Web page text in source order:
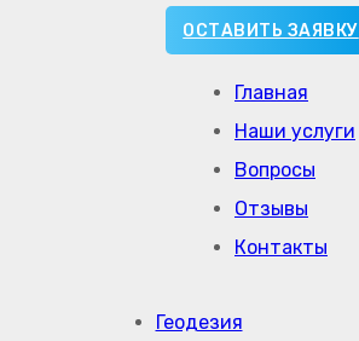
Главная
Наши услуги
Вопросы
Отзывы
Контакты
Геодезия
ОСТАВИТЬ ЗАЯВКУ